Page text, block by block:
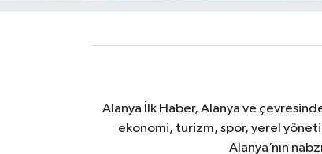
Alanya İlk Haber, Alanya ve
ekonomi, turizm, spor, yerel
Alanya’nın